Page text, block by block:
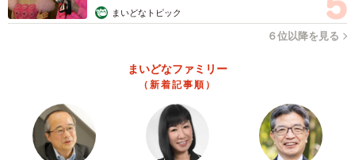
まいどなトピック
６位以降を見る
まいどなファミリー
（新着記事順）